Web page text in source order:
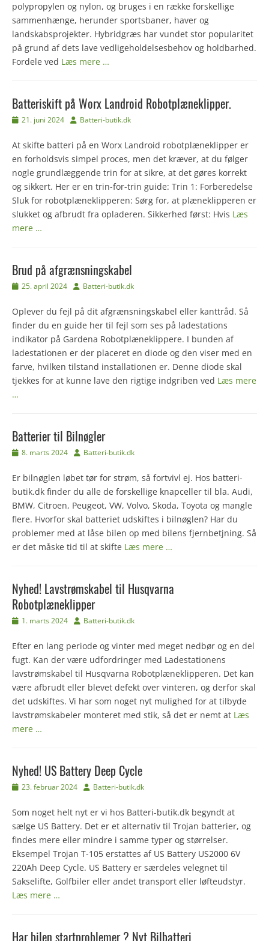
polypropylen og nylon, og bruges i en række forskellige
sammenhænge, herunder sportsbaner, haver og
landskabsprojekter. Hybridgræs har vundet stor popularitet
på grund af dets lave vedligeholdelsesbehov og holdbarhed.
Fordele ved Læs mere …
Batteriskift på Worx Landroid Robotplæneklipper.
Udgivet
21. juni 2024 Forfatter
Batteri-butik.dk
At skifte batteri på en Worx Landroid robotplæneklipper er
en forholdsvis simpel proces, men det kræver, at du følger
nogle grundlæggende trin for at sikre, at det gøres korrekt
og sikkert. Her er en trin-for-trin guide: Trin 1: Forberedelse
Sluk for robotplæneklipperen: Sørg for, at plæneklipperen er
slukket og afbrudt fra opladeren. Sikkerhed først: Hvis Læs
mere …
Brud på afgrænsningskabel
Udgivet
25. april 2024 Forfatter
Batteri-butik.dk
Oplever du fejl på dit afgrænsningskabel eller kanttråd. Så
finder du en guide her til fejl som ses på ladestations
indikator på Gardena Robotplæneklippere. I bunden af
ladestationen er der placeret en diode og den viser med en
farve, hvilken tilstand installationen er. Denne diode skal
tjekkes for at kunne lave den rigtige indgriben ved Læs mere
…
Batterier til Bilnøgler
Udgivet
8. marts 2024 Forfatter
Batteri-butik.dk
Er bilnøglen løbet tør for strøm, så fortvivl ej. Hos batteri-
butik.dk finder du alle de forskellige knapceller til bla. Audi,
BMW, Citroen, Peugeot, VW, Volvo, Skoda, Toyota og mangle
flere. Hvorfor skal batteriet udskiftes i bilnøglen? Har du
problemer med at låse bilen op med bilens fjernbetjning. Så
er det måske tid til at skifte Læs mere …
Nyhed! Lavstrømskabel til Husqvarna
Robotplæneklipper
Udgivet
1. marts 2024 Forfatter
Batteri-butik.dk
Efter en lang periode og vinter med meget nedbør og en del
fugt. Kan der være udfordringer med Ladestationens
lavstrømskabel til Husqvarna Robotplæneklipperen. Det kan
være afbrudt eller blevet defekt over vinteren, og derfor skal
det udskiftes. Vi har som noget nyt mulighed for at tilbyde
lavstrømskabeler monteret med stik, så det er nemt at Læs
mere …
Nyhed! US Battery Deep Cycle
Udgivet
23. februar 2024 Forfatter
Batteri-butik.dk
Som noget helt nyt er vi hos Batteri-butik.dk begyndt at
sælge US Battery. Det er et alternativ til Trojan batterier, og
findes mere eller mindre i samme typer og størrelser.
Eksempel Trojan T-105 erstattes af US Battery US2000 6V
220Ah Deep Cycle. US Battery er særdeles velegnet til
Sakselifte, Golfbiler eller andet transport eller løfteudstyr.
Læs mere …
Har bilen startproblemer ? Nyt Bilbatteri